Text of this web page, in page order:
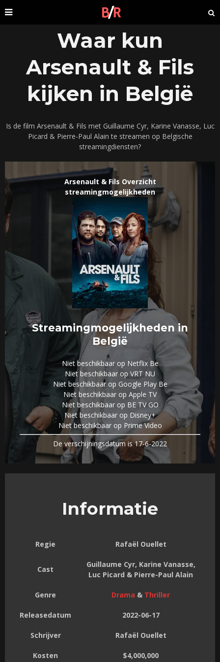
Waar kun
Arsenault & Fils
kijken in België
Is de film Arsenault & Fils met Guillaume Cyr, Karine Vanasse, Luc
Picard & Pierre-Paul Alain te streamen op Belgische
streamingdiensten?
Arsenault & Fils Overzicht
streamingmogelijkheden
Streamingmogelijkheden in
België
Niet beschikbaar op Netflix Be
Niet beschikbaar op VRT NU
Niet beschikbaar op Google Play Be
Niet beschikbaar op Apple TV
Niet beschikbaar op BE TV GO
Niet beschikbaar op Disney+
Niet beschikbaar op Prime Video
De verschijningsdatum is 17-6-2022
Informatie
Regie Rafaël Ouellet
Cast
Guillaume Cyr, Karine Vanasse,
Luc Picard & Pierre-Paul Alain
Genre Drama & Thriller
Releasedatum 2022-06-17
Schrijver Rafaël Ouellet
Kosten $4,000,000